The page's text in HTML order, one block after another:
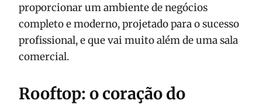
proporcionar um ambiente de negócios
completo e moderno, projetado para o sucesso
profissional, e que vai muito além de uma sala
comercial.
Rooftop: o coração do